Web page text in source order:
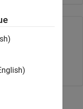
poste
E-mail